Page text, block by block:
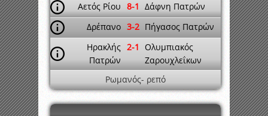
Αετός Ρίου 8-1 Δάφνη Πατρών
Δρέπανο 3-2 Πήγασος Πατρών
Ηρακλής
Πατρών
2-1 Ολυμπιακός
Ζαρουχλεΐκων
Ρωμανός- ρεπό